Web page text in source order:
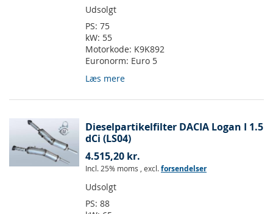
Udsolgt
PS: 75
kW: 55
Motorkode: K9K892
Euronorm: Euro 5
Læs mere
Dieselpartikelfilter DACIA Logan I 1.5
dCi (LS04)
4.515,20 kr.
Incl. 25% moms , excl.forsendelser
Udsolgt
PS: 88